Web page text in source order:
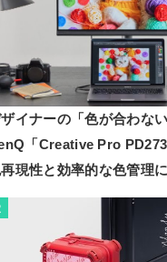
イナーの「色が合わない
「Creative Pro
現性と効率的な色管理